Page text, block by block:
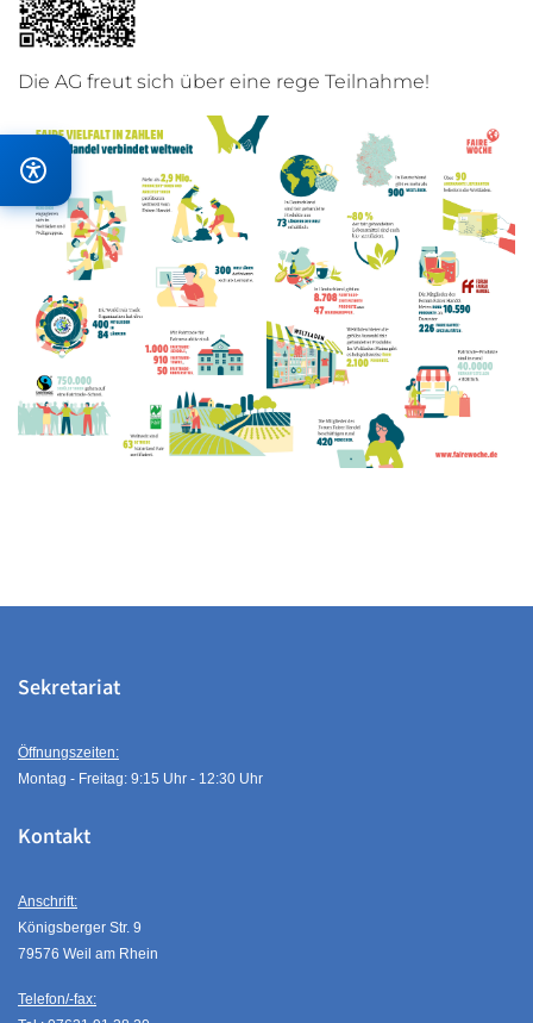
Die AG freut sich über eine rege Teilnahme!
Sekretariat
Öffnungszeiten:
Montag - Freitag: 9:15 Uhr - 12:30 Uhr
Kontakt
Anschrift:
Königsberger Str. 9
79576 Weil am Rhein
Telefon/-fax: